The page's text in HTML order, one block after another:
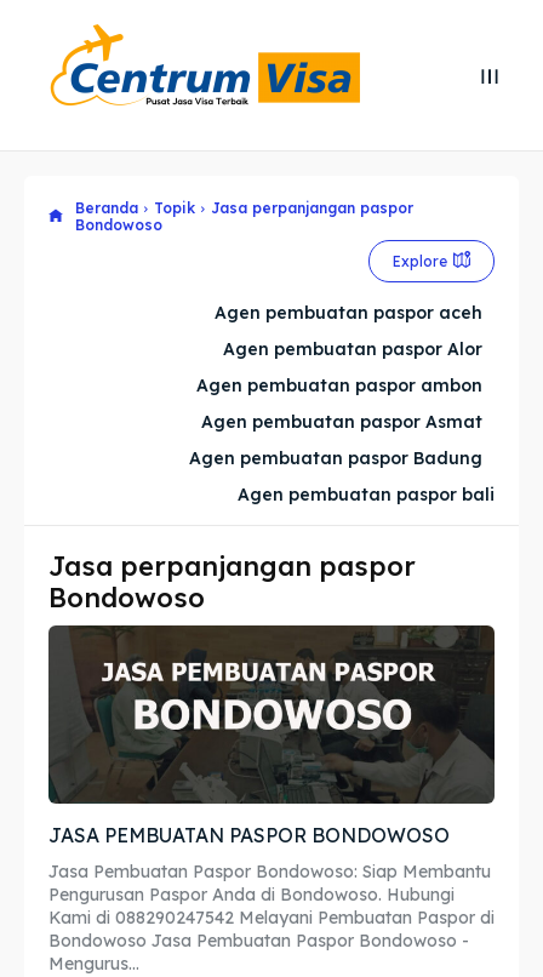
Explore our destinations
Imta
Legalisir
Apostille
Penerjemah
Asuransi
Explore our destinations
Imta
Legalisir
Apostille
Penerjemah
Asuransi
Beranda Topik
Jasa perpanjangan paspor
Bondowoso
Explore
Agen pembuatan paspor aceh
Agen pembuatan paspor Alor
Agen pembuatan paspor ambon
Agen pembuatan paspor Asmat
Agen pembuatan paspor Badung
Agen pembuatan paspor bali
Jasa perpanjangan paspor
Bondowoso
JASA PEMBUATAN PASPOR BONDOWOSO
Jasa Pembuatan Paspor Bondowoso: Siap Membantu
Pengurusan Paspor Anda di Bondowoso. Hubungi
Kami di 088290247542 Melayani Pembuatan Paspor di
Bondowoso Jasa Pembuatan Paspor Bondowoso -
Mengurus...